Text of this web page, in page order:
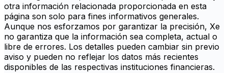
otra información relacionada proporcionada en esta
página son solo para fines informativos generales.
Aunque nos esforzamos por garantizar la precisión, Xe
no garantiza que la información sea completa, actual o
libre de errores. Los detalles pueden cambiar sin previo
aviso y pueden no reflejar los datos más recientes
disponibles de las respectivas instituciones financieras.